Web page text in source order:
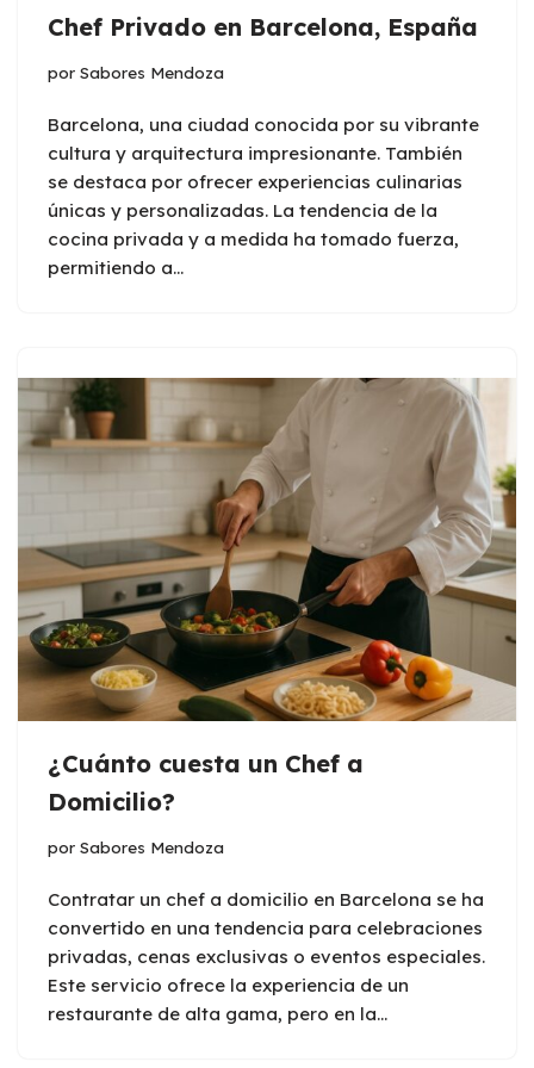
Chef Privado en Barcelona, España
por Sabores Mendoza
Barcelona, una ciudad conocida por su vibrante
cultura y arquitectura impresionante. También
se destaca por ofrecer experiencias culinarias
únicas y personalizadas. La tendencia de la
cocina privada y a medida ha tomado fuerza,
permitiendo a…
¿Cuánto cuesta un Chef a
Domicilio?
por Sabores Mendoza
Contratar un chef a domicilio en Barcelona se ha
convertido en una tendencia para celebraciones
privadas, cenas exclusivas o eventos especiales.
Este servicio ofrece la experiencia de un
restaurante de alta gama, pero en la…